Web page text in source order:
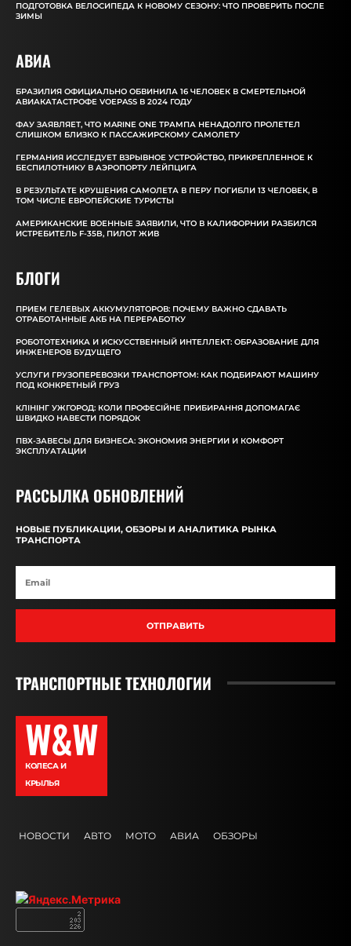
ПОДГОТОВКА ВЕЛОСИПЕДА К НОВОМУ СЕЗОНУ: ЧТО ПРОВЕРИТЬ ПОСЛЕ
ЗИМЫ
АВИА
БРАЗИЛИЯ ОФИЦИАЛЬНО ОБВИНИЛА 16 ЧЕЛОВЕК В СМЕРТЕЛЬНОЙ
АВИАКАТАСТРОФЕ VOEPASS В 2024 ГОДУ
ФАУ ЗАЯВЛЯЕТ, ЧТО MARINE ONE ТРАМПА НЕНАДОЛГО ПРОЛЕТЕЛ
СЛИШКОМ БЛИЗКО К ПАССАЖИРСКОМУ САМОЛЕТУ
ГЕРМАНИЯ ИССЛЕДУЕТ ВЗРЫВНОЕ УСТРОЙСТВО, ПРИКРЕПЛЕННОЕ К
БЕСПИЛОТНИКУ В АЭРОПОРТУ ЛЕЙПЦИГА
В РЕЗУЛЬТАТЕ КРУШЕНИЯ САМОЛЕТА В ПЕРУ ПОГИБЛИ 13 ЧЕЛОВЕК, В
ТОМ ЧИСЛЕ ЕВРОПЕЙСКИЕ ТУРИСТЫ
АМЕРИКАНСКИЕ ВОЕННЫЕ ЗАЯВИЛИ, ЧТО В КАЛИФОРНИИ РАЗБИЛСЯ
ИСТРЕБИТЕЛЬ F-35B, ПИЛОТ ЖИВ
БЛОГИ
ПРИЕМ ГЕЛЕВЫХ АККУМУЛЯТОРОВ: ПОЧЕМУ ВАЖНО СДАВАТЬ
ОТРАБОТАННЫЕ АКБ НА ПЕРЕРАБОТКУ
РОБОТОТЕХНИКА И ИСКУССТВЕННЫЙ ИНТЕЛЛЕКТ: ОБРАЗОВАНИЕ ДЛЯ
ИНЖЕНЕРОВ БУДУЩЕГО
УСЛУГИ ГРУЗОПЕРЕВОЗКИ ТРАНСПОРТОМ: КАК ПОДБИРАЮТ МАШИНУ
ПОД КОНКРЕТНЫЙ ГРУЗ
КЛІНІНГ УЖГОРОД: КОЛИ ПРОФЕСІЙНЕ ПРИБИРАННЯ ДОПОМАГАЄ
ШВИДКО НАВЕСТИ ПОРЯДОК
ПВХ-ЗАВЕСЫ ДЛЯ БИЗНЕСА: ЭКОНОМИЯ ЭНЕРГИИ И КОМФОРТ
ЭКСПЛУАТАЦИИ
РАССЫЛКА ОБНОВЛЕНИЙ
НОВЫЕ ПУБЛИКАЦИИ, ОБЗОРЫ И АНАЛИТИКА РЫНКА
ТРАНСПОРТА
ОТПРАВИТЬ
ТРАНСПОРТНЫЕ ТЕХНОЛОГИИ
W&W
КОЛЕСА И
КРЫЛЬЯ
НОВОСТИ АВТО МОТО АВИА ОБЗОРЫ